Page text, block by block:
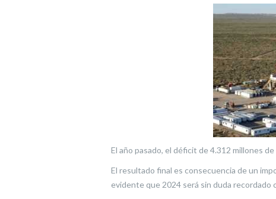
El año pasado, el déficit de 4.312 millones
El resultado final es consecuencia de un
evidente que 2024 será sin duda recordado